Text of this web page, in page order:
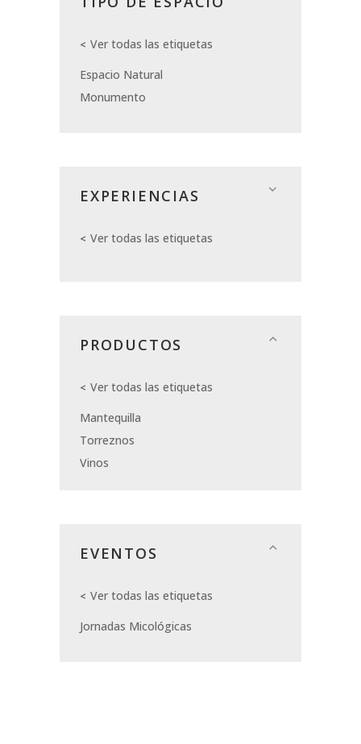
Ver todas las etiquetas
Espacio Natural
Monumento
EXPERIENCIAS
Ver todas las etiquetas
PRODUCTOS
Ver todas las etiquetas
Mantequilla
Torreznos
Vinos
EVENTOS
Ver todas las etiquetas
Jornadas Micológicas